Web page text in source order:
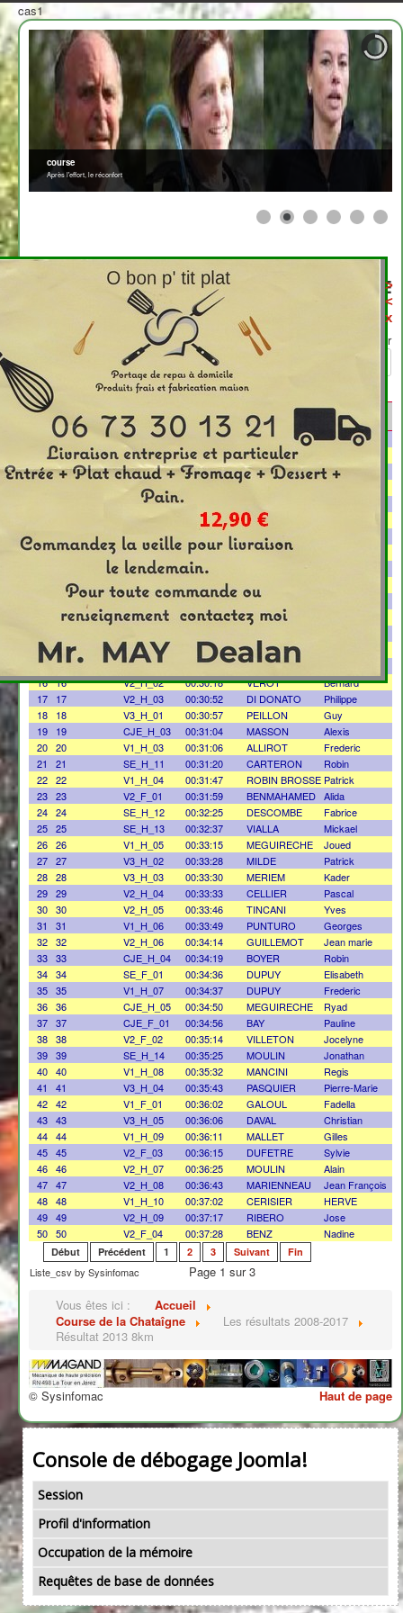
cas1
course
Après l'effort, le réconfort
≡
Afficher par
Scratch Clt_cat Temps Nom Prénom
1 SE_H_01 00:24:07 FOURNEL
Laurent
2 SE_H_02 00:25:18 BIJAS
3
3 SE_H_03 00:26:51 JURAN
Pierre
SE_H_04
SE_H_05
SE_H_06 00:27:53 VIALLA
SE_H_07 BARJOT
8
8 SE_H_08 00:28:24 MENANT
CJE_H_01 00:28:29
10 SE_H_09 00:28:47
V1_H_01 00:29:13 VIRIN
12 CJE_H_02 00:29:19 SOLIAC
00:29:53
14 14 V1_H_02 00:30:04 BOUCHET
15
15 V2_H_01 00:30:17 FIGUERAS
16 16 V2_H_02 00:30:18 VEROT
Bernard
17
17 V2_H_03 00:30:52 DI DONATO
Philippe
18
18 V3_H_01 00:30:57 PEILLON
Guy
19
19 CJE_H_03 00:31:04 MASSON
Alexis
20 20 V1_H_03 00:31:06 ALLIROT
Frederic
21
21 SE_H_11 00:31:20 CARTERON
Robin
22 22 V1_H_04 00:31:47 ROBIN BROSSE Patrick
23 23 V2_F_01 00:31:59 BENMAHAMED Alida
24 24 SE_H_12 00:32:25 DESCOMBE
Fabrice
25 25 SE_H_13 00:32:37 VIALLA
Mickael
26 26 V1_H_05 00:33:15 MEGUIRECHE
Joued
27 27 V3_H_02 00:33:28 MILDE
Patrick
28 28 V3_H_03 00:33:30 MERIEM
Kader
29 29 V2_H_04 00:33:33 CELLIER
Pascal
30 30 V2_H_05 00:33:46 TINCANI
Yves
31
31 V1_H_06 00:33:49 PUNTURO
Georges
32 32 V2_H_06 00:34:14 GUILLEMOT
Jean marie
33 33 CJE_H_04 00:34:19 BOYER
Robin
34 34 SE_F_01 00:34:36 DUPUY
Elisabeth
35 35 V1_H_07 00:34:37 DUPUY
Frederic
36 36 CJE_H_05 00:34:50 MEGUIRECHE
Ryad
37 37 CJE_F_01 00:34:56 BAY
Pauline
38 38 V2_F_02 00:35:14 VILLETON
Jocelyne
39 39 SE_H_14 00:35:25 MOULIN
Jonathan
40 40 V1_H_08 00:35:32 MANCINI
Regis
41
41 V3_H_04 00:35:43 PASQUIER
Pierre-Marie
42 42 V1_F_01 00:36:02 GALOUL
Fadella
43 43 V3_H_05 00:36:06 DAVAL
Christian
44 44 V1_H_09 00:36:11 MALLET
Gilles
45 45 V2_F_03 00:36:15 DUFETRE
Sylvie
46 46 V2_H_07 00:36:25 MOULIN
Alain
47 47 V2_H_08 00:36:43 MARIENNEAU
Jean François
48 48 V1_H_10 00:37:02 CERISIER
HERVE
49 49 V2_H_09 00:37:17 RIBERO
Jose
50 50 V2_F_04 00:37:28 BENZ Nadine
Début Précédent 1 2 3 Suivant Fin
Liste_csv by Sysinfomac
Page 1 sur 3
Vous êtes ici :
Accueil
Course de la Chataîgne
Les résultats 2008-2017
Résultat 2013 8km
Haut de page
© Sysinfomac
Console de débogage Joomla!
Session
Profil d'information
Occupation de la mémoire
Requêtes de base de données